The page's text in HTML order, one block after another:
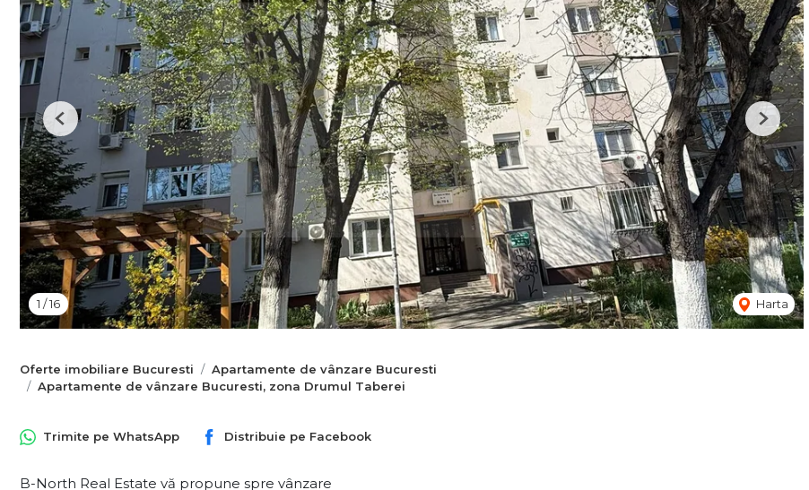
1 /16 Harta
Previous Next
Oferte imobiliare Bucuresti
Apartamente de vânzare Bucuresti
Apartamente de vânzare Bucuresti, zona Drumul Taberei
Trimite pe WhatsApp Distribuie pe Facebook
B-North Real Estate vă propune spre vânzare